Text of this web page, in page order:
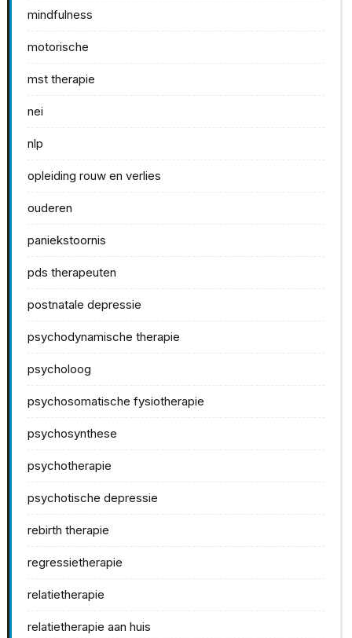
mindfulness
motorische
mst therapie
nei
nlp
opleiding rouw en verlies
ouderen
paniekstoornis
pds therapeuten
postnatale depressie
psychodynamische therapie
psycholoog
psychosomatische fysiotherapie
psychosynthese
psychotherapie
psychotische depressie
rebirth therapie
regressietherapie
relatietherapie
relatietherapie aan huis